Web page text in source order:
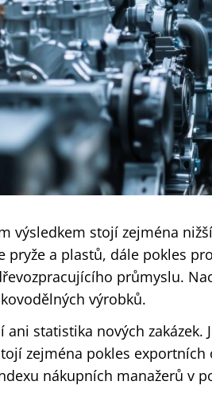
výsledkem stojí zejména
pryže a plastů, dále pokles
průmyslu.
výrobků.
ani statistika nových zakázek.
zejména pokles exportních
nákupních manažerů v